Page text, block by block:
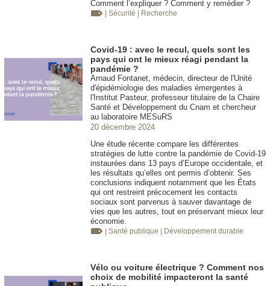
Comment l’expliquer ? Comment y remédier ?
| Sécurité | Recherche
Covid-19 : avec le recul, quels sont les
pays qui ont le mieux réagi pendant la
pandémie ?
Arnaud Fontanet, médecin, directeur de l'Unité
d'épidémiologie des maladies émergentes à
l'Institut Pasteur, professeur titulaire de la Chaire
Santé et Développement du Cnam et chercheur
au laboratoire MESuRS
20 décembre 2024
Une étude récente compare les différentes
stratégies de lutte contre la pandémie de Covid-19
instaurées dans 13 pays d’Europe occidentale, et
les résultats qu’elles ont permis d’obtenir. Ses
conclusions indiquent notamment que les États
qui ont restreint précocement les contacts
sociaux sont parvenus à sauver davantage de
vies que les autres, tout en préservant mieux leur
économie.
| Santé publique | Développement durable
Vélo ou voiture électrique ? Comment nos
choix de mobilité impacteront la santé